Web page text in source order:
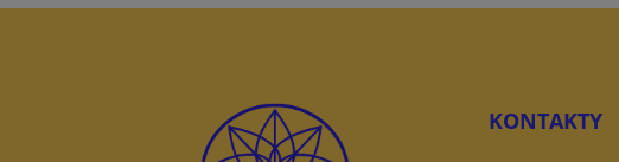
KONTAKTY